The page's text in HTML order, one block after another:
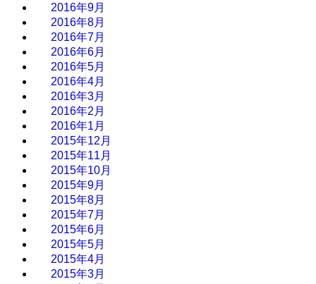
2016年9月
2016年8月
2016年7月
2016年6月
2016年5月
2016年4月
2016年3月
2016年2月
2016年1月
2015年12月
2015年11月
2015年10月
2015年9月
2015年8月
2015年7月
2015年6月
2015年5月
2015年4月
2015年3月